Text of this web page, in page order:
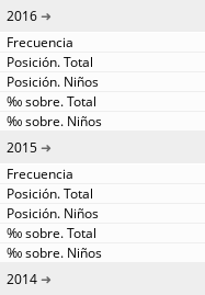
2016
2015
2014